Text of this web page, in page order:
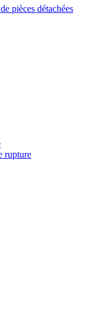
pièces détachées
rupture